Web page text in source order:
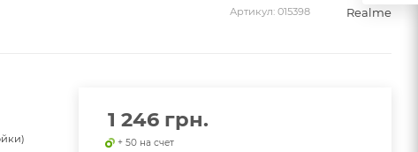
Артикул: 015398 Realme
1 246грн.
+ 50 на счет